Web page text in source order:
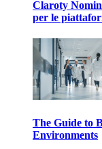
Claroty
per le
The Guide to
Environments